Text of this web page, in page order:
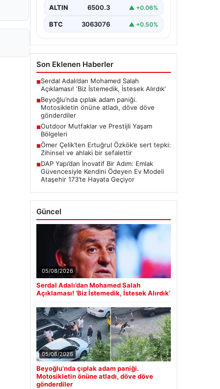
Sonrası", "content": "Beyoğlu
ilçesinde yaşanan olay,…
ALTIN 6500.3 ▲ +0.06%
BTC 3063076 ▲ +0.50%
Son Eklenen Haberler
■Serdal Adalı’dan Mohamed Salah
Açıklaması! ‘Biz İstemedik, İstesek Alırdık’
■Beyoğlu’nda çıplak adam paniği.
Motosikletin önüne atladı, döve döve
gönderdiler
■Outdoor Mutfaklar ve Prestijli Yaşam
Bölgeleri
■Ömer Çelik’ten Ertuğrul Özkök’e sert tepki:
Zihinsel ve ahlaki bir sefalettir
■DAP Yapı’dan İnovatif Bir Adım: Emlak
Güvencesiyle Kendini Ödeyen Ev Modeli
Ataşehir 173’te Hayata Geçiyor
Güncel
05/08/2026
Serdal Adalı’dan Mohamed Salah
Açıklaması! ‘Biz İstemedik, İstesek Alırdık’
05/08/2026
Beyoğlu’nda çıplak adam paniği.
Motosikletin önüne atladı, döve döve
gönderdiler